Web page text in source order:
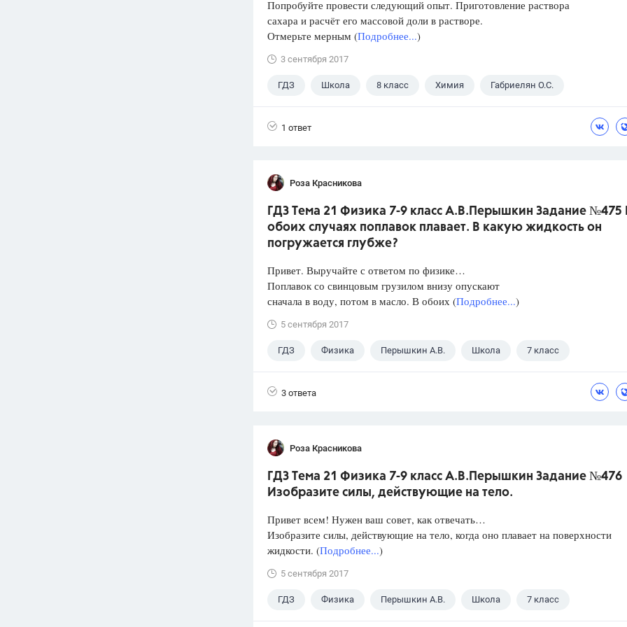
Попробуйте провести следующий опыт. Приготовление раствора
сахара и расчёт его массовой доли в растворе.
Отмерьте мерным (Подробнее...)
3 сентября 2017
ГДЗ Школа 8 класс Химия Габриелян О.С.
1 ответ
Роза Красникова
ГДЗ Тема 21 Физика 7-9 класс А.В.Перышкин Задание №475
обоих случаях поплавок плавает. В какую жидкость он
погружается глубже?
Привет. Выручайте с ответом по физике…
Поплавок со свинцовым грузилом внизу опускают
сначала в воду, потом в масло. В обоих (Подробнее...)
5 сентября 2017
ГДЗ Физика Перышкин А.В. Школа 7 класс
3 ответа
Роза Красникова
ГДЗ Тема 21 Физика 7-9 класс А.В.Перышкин Задание №476
Изобразите силы, действующие на тело.
Привет всем! Нужен ваш совет, как отвечать…
Изобразите силы, действующие на тело, когда оно плавает на поверхности
жидкости. (Подробнее...)
5 сентября 2017
ГДЗ Физика Перышкин А.В. Школа 7 класс